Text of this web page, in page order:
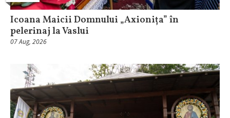
Icoana Maicii Domnului „Axionița” în
pelerinaj la Vaslui
07 Aug, 2026